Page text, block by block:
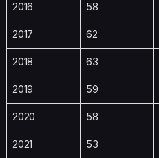
2016 58
2017 62
2018 63
2019 59
2020 58
2021 53